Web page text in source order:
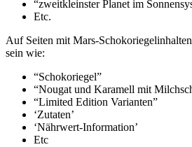
“zweitkleinster Planet im
Etc.
Auf Seiten mit Mars-
sein wie:
“Schokoriegel”
“Nougat und Karamell mit
“Limited Edition Varianten”
‘Zutaten’
‘Nährwert-Information’
Etc